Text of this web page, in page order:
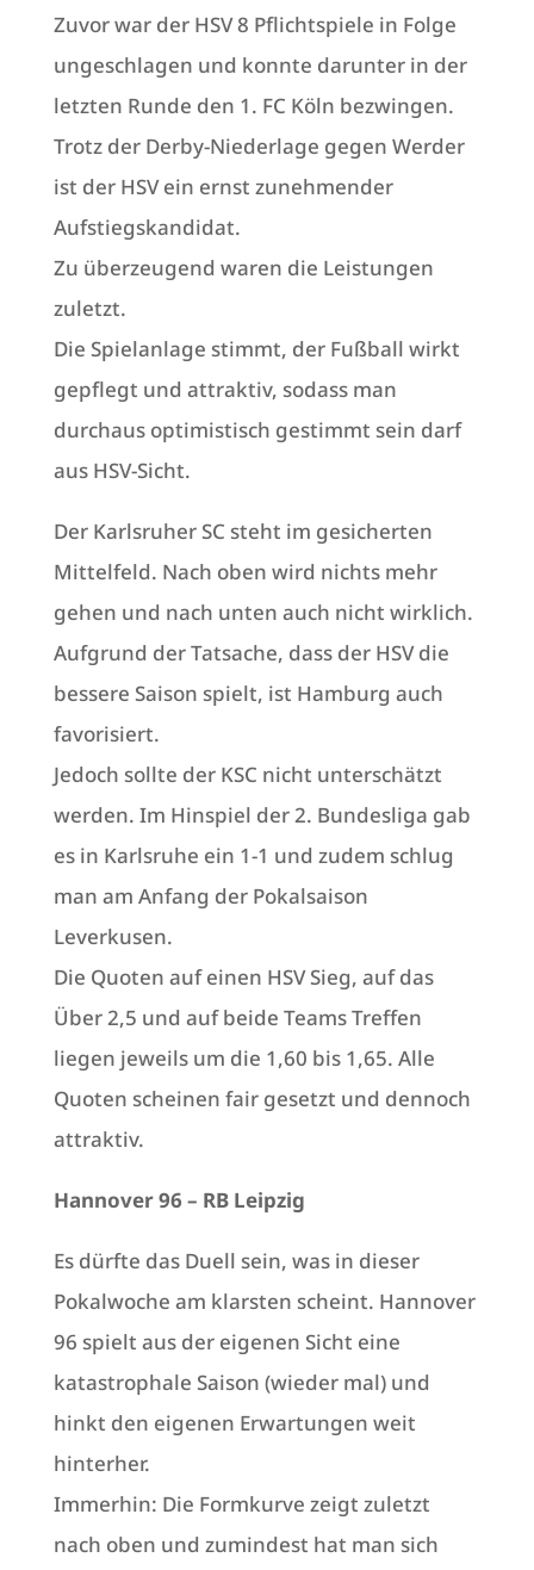
Zuvor war der HSV 8 Pflichtspiele in Folge
ungeschlagen und konnte darunter in der
letzten Runde den 1. FC Köln bezwingen.
Trotz der Derby-Niederlage gegen Werder
ist der HSV ein ernst zunehmender
Aufstiegskandidat.
Zu überzeugend waren die Leistungen
zuletzt.
Die Spielanlage stimmt, der Fußball wirkt
gepflegt und attraktiv, sodass man
durchaus optimistisch gestimmt sein darf
aus HSV-Sicht.
Der Karlsruher SC steht im gesicherten
Mittelfeld. Nach oben wird nichts mehr
gehen und nach unten auch nicht wirklich.
Aufgrund der Tatsache, dass der HSV die
bessere Saison spielt, ist Hamburg auch
favorisiert.
Jedoch sollte der KSC nicht unterschätzt
werden. Im Hinspiel der 2. Bundesliga gab
es in Karlsruhe ein 1-1 und zudem schlug
man am Anfang der Pokalsaison
Leverkusen.
Die Quoten auf einen HSV Sieg, auf das
Über 2,5 und auf beide Teams Treffen
liegen jeweils um die 1,60 bis 1,65. Alle
Quoten scheinen fair gesetzt und dennoch
attraktiv.
Hannover 96 – RB Leipzig
Es dürfte das Duell sein, was in dieser
Pokalwoche am klarsten scheint. Hannover
96 spielt aus der eigenen Sicht eine
katastrophale Saison (wieder mal) und
hinkt den eigenen Erwartungen weit
hinterher.
Immerhin: Die Formkurve zeigt zuletzt
nach oben und zumindest hat man sich